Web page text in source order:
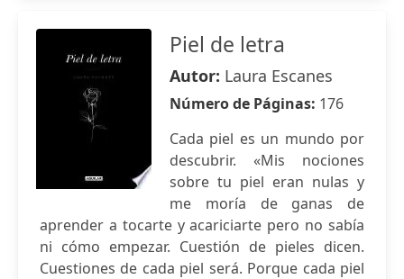
Piel de letra
Autor: Laura Escanes
Número de Páginas: 176
Cada piel es un mundo por
descubrir. «Mis nociones
sobre tu piel eran nulas y
me moría de ganas de
aprender a tocarte y acariciarte pero no sabía
ni cómo empezar. Cuestión de pieles dicen.
Cuestiones de cada piel será. Porque cada piel